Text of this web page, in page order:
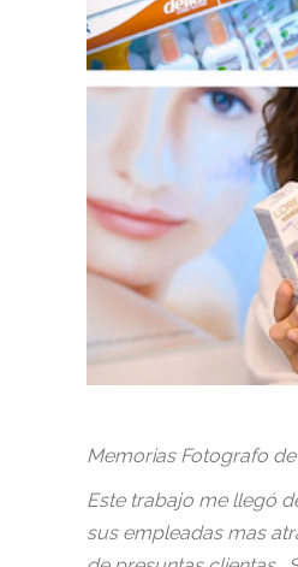
Memorias Fotografo de
Este trabajo me llegó
sus empleadas mas